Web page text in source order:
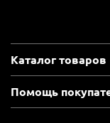
Каталог товаров
Помощь